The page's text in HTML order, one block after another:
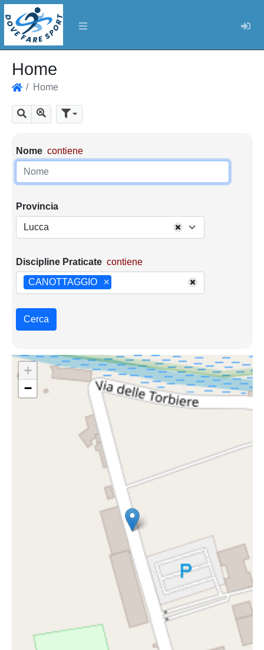
Home
Home
Cerca Mostra tutti i risultati
Parametri di ricerca
Nome contiene
Provincia
Lucca
Discipline Praticate contiene
×
CANOTTAGGIO
Cerca
+
−